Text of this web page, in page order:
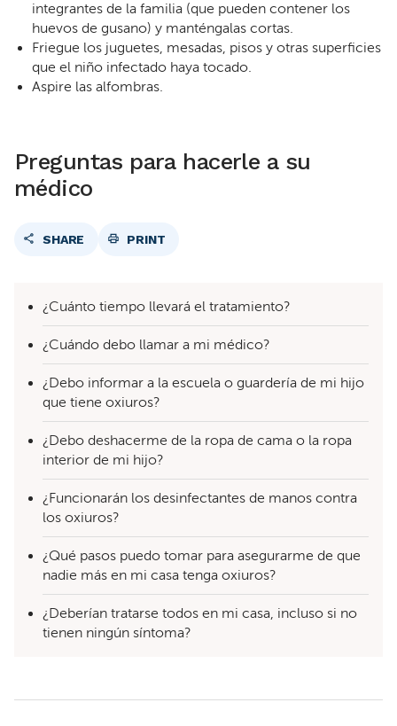
integrantes de la familia (que pueden contener los
huevos de gusano) y manténgalas cortas.
Friegue los juguetes, mesadas, pisos y otras superficies
que el niño infectado haya tocado.
Aspire las alfombras.
Preguntas para hacerle a su
médico
SHARE PRINT
¿Cuánto tiempo llevará el tratamiento?
¿Cuándo debo llamar a mi médico?
¿Debo informar a la escuela o guardería de mi hijo
que tiene oxiuros?
¿Debo deshacerme de la ropa de cama o la ropa
interior de mi hijo?
¿Funcionarán los desinfectantes de manos contra
los oxiuros?
¿Qué pasos puedo tomar para asegurarme de que
nadie más en mi casa tenga oxiuros?
¿Deberían tratarse todos en mi casa, incluso si no
tienen ningún síntoma?